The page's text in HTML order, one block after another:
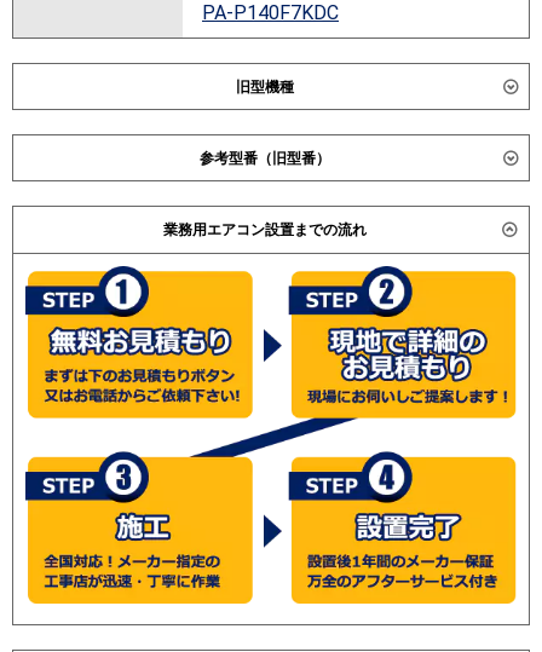
PA-P140F7KDC
旧型機種
ダイキン
SZRB140BJD
SZRB140BCD
SZRB140BYD
SDRB140BD
東芝
ABEB14037M
ABEB14057M
RBSB14033M
ABHB14054M
ABSB14057M
ABHB14054M-R
RBHB14031M
RBHB14031MU
RBSB14033MU
RBSB14033MUB
RBSB14034MUB
RBHB14031MUB
参考型番（旧型番）
ダイキン SZRB140BAD / SZRB140BD / SZYB140CBD /
三菱重工 FDRVP1404HPAG4AG / FDRVP1404HPAG4AG
/ 日立 RCB-GP140RSHP / RCB-AP140SHP3 / RCB-
AP140SHP1 / RCB-AP140HNP4 / 三菱電機 PDZ-
ERMP140GK / PDZX-ERP140GH / PDZX-ERP140GE /
PDZX-HRP140GE / 東芝 ABSB14056M / ABSB14056A /
ABSB14056A / ABSB14055A / ABSB14055M /
ABHB14052A / ABHB14052M / 三菱重工
FDRVP1404HP4 / 日立 RCB-AP140SHP1 / RCB-
AP140HNP4 / RCB-AP140HNP4 / 三菱電機 PDZX-
ERP140FD / PDZX-HRP140FD / 東芝 ABSB14055A /
ABSB14055M /
(こちらの型番は参考です。メーカーや仕様によって価格
は異なります。旧型番は在庫切れの可能性がございま
業務用エアコン設置までの流れ